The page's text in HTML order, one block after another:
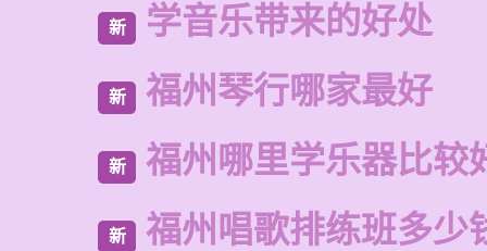
新 学音乐带来的好处
新 福州琴行哪家最好
新 福州哪里学乐器比较
新 福州唱歌排练班多少